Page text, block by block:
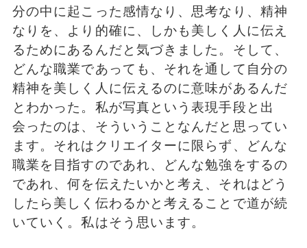
分の中に起こった感情なり、思考なり、精神
なりを、より的確に、しかも美しく人に伝え
るためにあるんだと気づきました。そして、
どんな職業であっても、それを通して自分の
精神を美しく人に伝えるのに意味があるんだ
とわかった。私が写真という表現手段と出
会ったのは、そういうことなんだと思ってい
ます。それはクリエイターに限らず、どんな
職業を目指すのであれ、どんな勉強をするの
であれ、何を伝えたいかと考え、それはどう
したら美しく伝わるかと考えることで道が続
いていく。私はそう思います。